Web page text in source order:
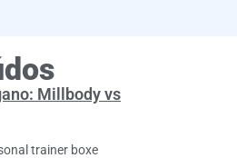
Millbody vs
trainer boxe